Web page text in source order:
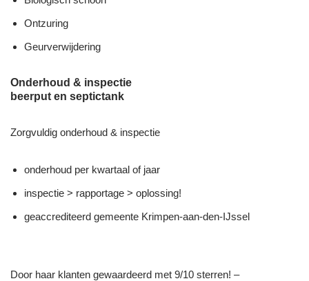
Ontzuring
Geurverwijdering
Onderhoud & inspectie
beerput en septictank
Zorgvuldig onderhoud & inspectie
onderhoud per kwartaal of jaar
inspectie > rapportage > oplossing!
geaccrediteerd gemeente Krimpen-aan-den-IJssel
Door haar klanten gewaardeerd met 9/10 sterren! –